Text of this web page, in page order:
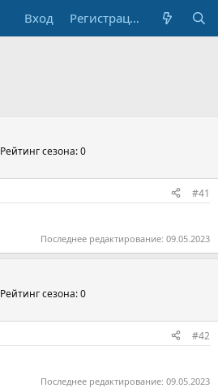
Вход Регистрация
Рейтинг сезона: 0
#41
Последнее редактирование: 09.05.2023
Рейтинг сезона: 0
#42
Последнее редактирование: 09.05.2023